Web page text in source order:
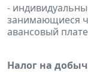
-
занимающиеся
авансовый
Налог на